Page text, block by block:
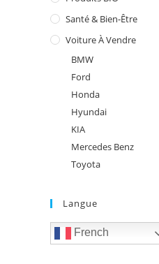
Santé & Bien-Être
Voiture À Vendre
BMW
Ford
Honda
Hyundai
KIA
Mercedes Benz
Toyota
Langue
French